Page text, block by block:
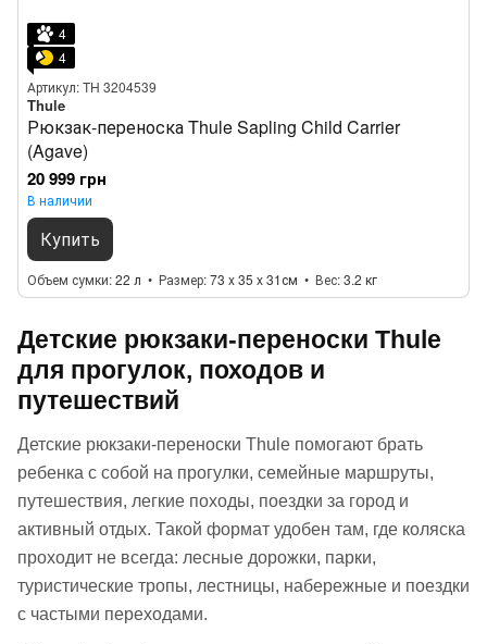
4
4
Артикул: TH 3204539
Thule
Рюкзак-переноска Thule Sapling Child Carrier
(Agave)
20 999 грн
В наличии
Купить
Объем сумки 22 л Размер 73 x 35 x 31см Вес 3.2 кг
Детские рюкзаки-переноски Thule
для прогулок, походов и
путешествий
Детские рюкзаки-переноски Thule помогают брать
ребенка с собой на прогулки, семейные маршруты,
путешествия, легкие походы, поездки за город и
активный отдых. Такой формат удобен там, где коляска
проходит не всегда: лесные дорожки, парки,
туристические тропы, лестницы, набережные и поездки
с частыми переходами.